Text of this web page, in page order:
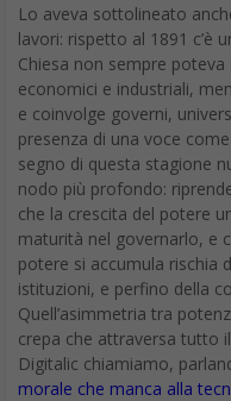
Lo aveva sottolineato
lavori: rispetto al 1891 c’è
Chiesa non sempre
economici e industriali,
e coinvolge governi,
presenza di una voce
segno di questa stagione
nodo più profondo:
che la crescita del potere
maturità nel governarlo, e
potere si accumula rischia
istituzioni, e perfino della
Quell’asimmetria tra
crepa che attraversa tutto
Digitalic chiamiamo,
morale che manca alla